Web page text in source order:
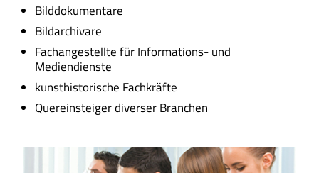
Bilddokumentare
Bildarchivare
Fachangestellte für Informations- und
Mediendienste
kunsthistorische Fachkräfte
Quereinsteiger diverser Branchen